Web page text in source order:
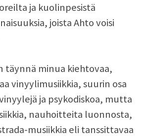
ja kuolinpesistä
joista Ahto voisi
täynnä minua kiehtovaa,
vinyylimusiikkia, suurin osa
ja psykodiskoa, mutta
nauhoitteita luonnosta,
musiikkia eli tanssittavaa